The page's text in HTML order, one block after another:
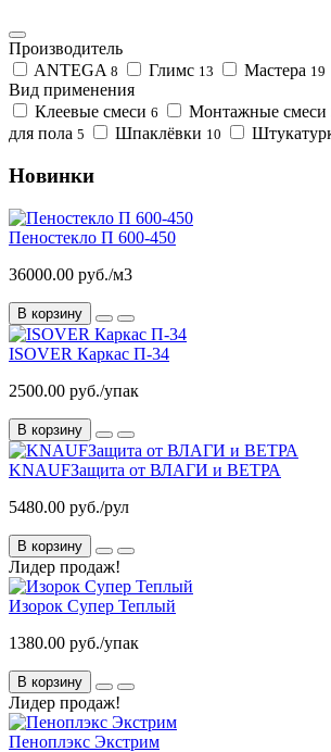
Производитель
ANTEGA 8 Глимс 13 Мастера 19
Вид применения
Клеевые смеси 6 Монтажные смеси
для пола 5 Шпаклёвки 10
Новинки
Пеностекло П 600-450
36000.00 руб./м3
В корзину
ISOVER Каркас П-34
2500.00 руб./упак
В корзину
KNAUFЗащита от ВЛАГИ и ВЕТРА
5480.00 руб./рул
В корзину
Лидер продаж!
Изорок Супер Теплый
1380.00 руб./упак
В корзину
Лидер продаж!
Пеноплэкс Экстрим